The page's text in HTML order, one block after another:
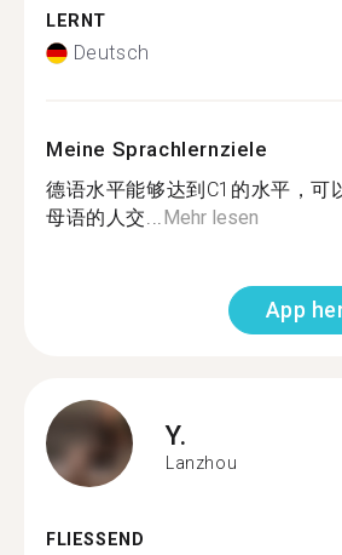
LERNT
Deutsch
Meine Sprachlernziele
德语水平能够达到C1的水平，可
母语的人交...Mehr lesen
App
Y.
Lanzhou
FLIESSEND